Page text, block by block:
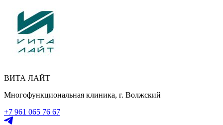
ВИТА ЛАЙТ
Многофункциональная клиника, г. Волжский
+7 961 065 76 67